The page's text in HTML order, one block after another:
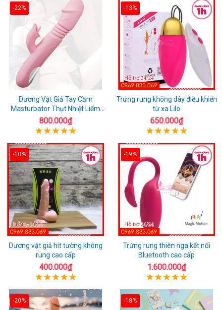
-22%
Dương Vật Giả Tay Cầm
Masturbator Thụt Nhiệt Liếm
Rung
800.000₫
-13%
Trứng rung không dây điều khiển
từ xa Lilo
650.000₫
-10%
Dương vật giả hít tường không
rung cao cấp
400.000₫
-19%
Trứng rung thiên nga kết nối
Bluetooth cao cấp
1.600.000₫
-20% -18%